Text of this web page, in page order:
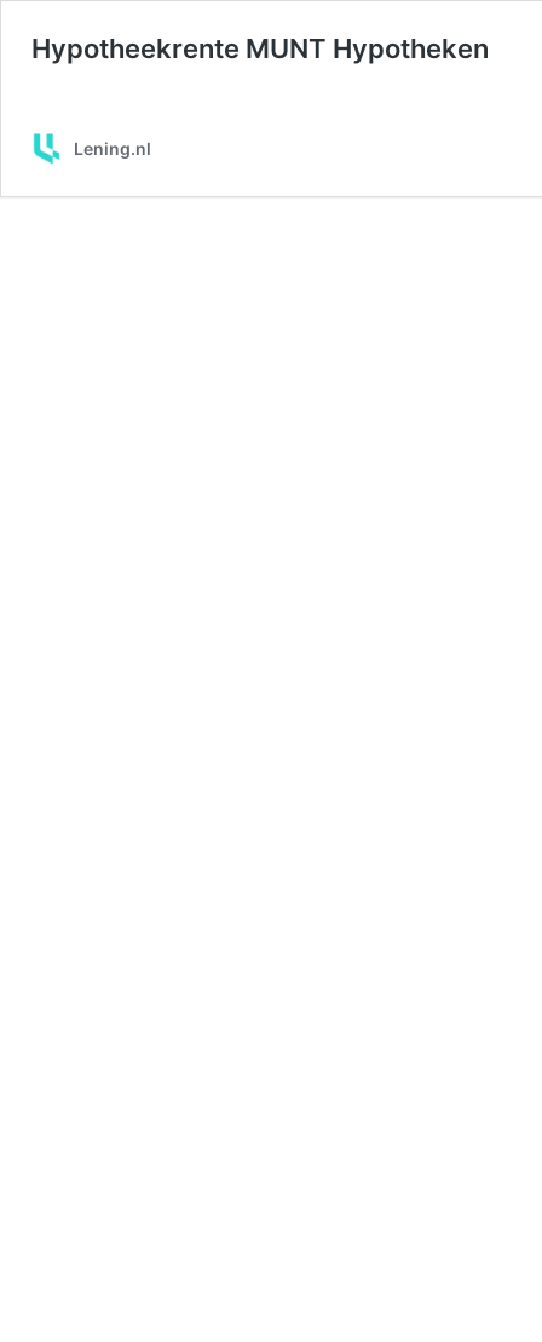
Hypotheekrente MUNT Hypotheken
Lening.nl